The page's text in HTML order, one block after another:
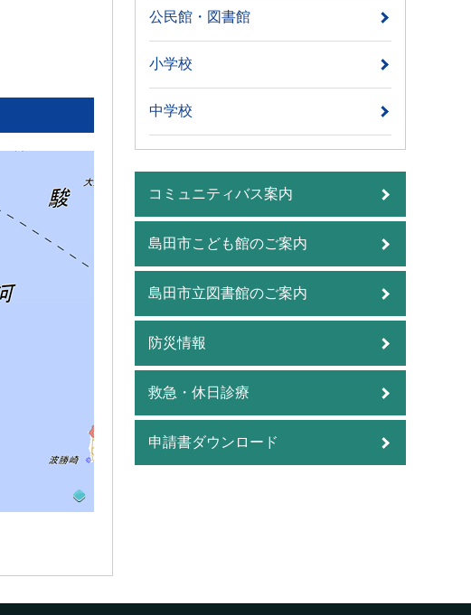
公民館・図書館
小学校
中学校
コミュニティバス案内
島田市こども館のご案内
島田市立図書館のご案内
防災情報
救急・休日診療
申請書ダウンロード